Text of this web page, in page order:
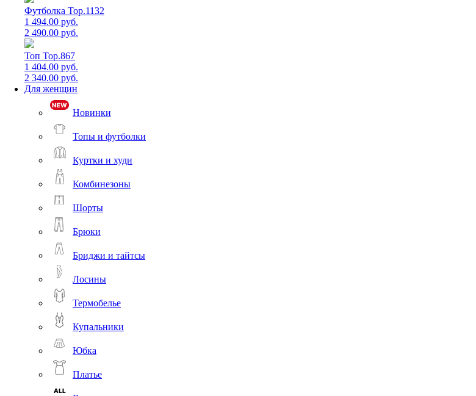
Футболка Top.1132
1 494.00 руб.
2 490.00 руб.
Топ Top.867
1 404.00 руб.
2 340.00 руб.
Для женщин
Новинки
Топы и футболки
Куртки и худи
Комбинезоны
Шорты
Брюки
Бриджи и тайтсы
Лосины
Термобелье
Купальники
Юбка
Платье